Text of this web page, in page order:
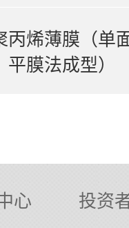
丙烯薄膜（单
膜法成型）
心
投资